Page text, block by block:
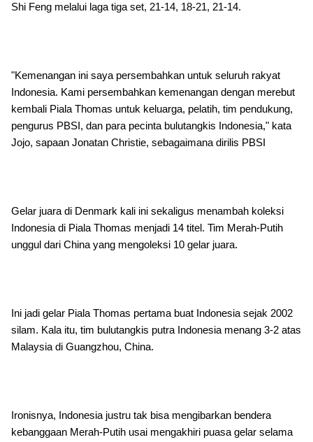
Shi Feng melalui laga tiga set, 21-14, 18-21, 21-14.
"Kemenangan ini saya persembahkan untuk seluruh rakyat
Indonesia. Kami persembahkan kemenangan dengan merebut
kembali Piala Thomas untuk keluarga, pelatih, tim pendukung,
pengurus PBSI, dan para pecinta bulutangkis Indonesia," kata
Jojo, sapaan Jonatan Christie, sebagaimana dirilis PBSI
Gelar juara di Denmark kali ini sekaligus menambah koleksi
Indonesia di Piala Thomas menjadi 14 titel. Tim Merah-Putih
unggul dari China yang mengoleksi 10 gelar juara.
Ini jadi gelar Piala Thomas pertama buat Indonesia sejak 2002
silam. Kala itu, tim bulutangkis putra Indonesia menang 3-2 atas
Malaysia di Guangzhou, China.
Ironisnya, Indonesia justru tak bisa mengibarkan bendera
kebanggaan Merah-Putih usai mengakhiri puasa gelar selama